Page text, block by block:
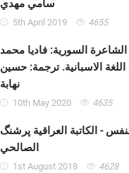
سامي مهدي
5th April 2019 4655
السورية: فاديا محمد
الاسبانية. ترجمة: حسين
نهابة
10th May 2020 4635
- الكاتبة العراقية پرشنگ
الصالحي
1st August 2018 4628